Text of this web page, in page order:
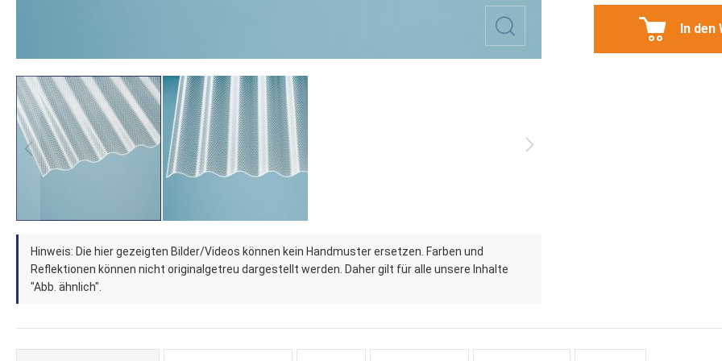
Zum
Anfang
der
Bildergalerie
springen
Hinweis: Die hier gezeigten Bilder/Videos können kein Handmuster ersetzen. Farben und
Reflektionen können nicht originalgetreu dargestellt werden. Daher gilt für alle unsere Inhalte
"Abb. ähnlich".
In den